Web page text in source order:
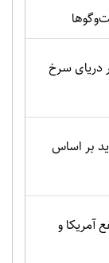
دریای سرخ
بر اساس
آمریکا و